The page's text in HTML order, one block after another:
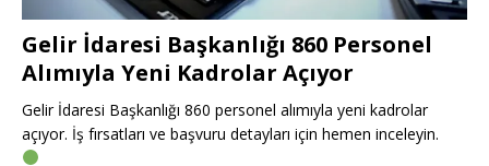
Gelir İdaresi Başkanlığı 860 Personel
Alımıyla Yeni Kadrolar Açıyor
Gelir İdaresi Başkanlığı 860 personel alımıyla yeni kadrolar
açıyor. İş fırsatları ve başvuru detayları için hemen inceleyin.